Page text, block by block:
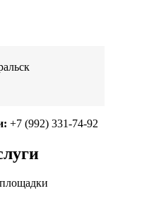
+7 (992) 331-74-92